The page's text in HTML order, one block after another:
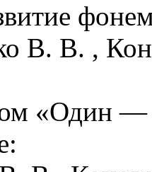
В. В. ,
«Один —